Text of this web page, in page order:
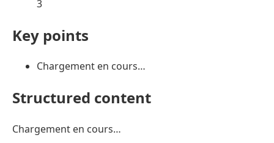
3
Key points
Chargement en cours…
Structured content
Chargement en cours…